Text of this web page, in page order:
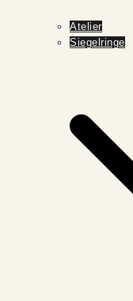
Atelier
Siegelringe